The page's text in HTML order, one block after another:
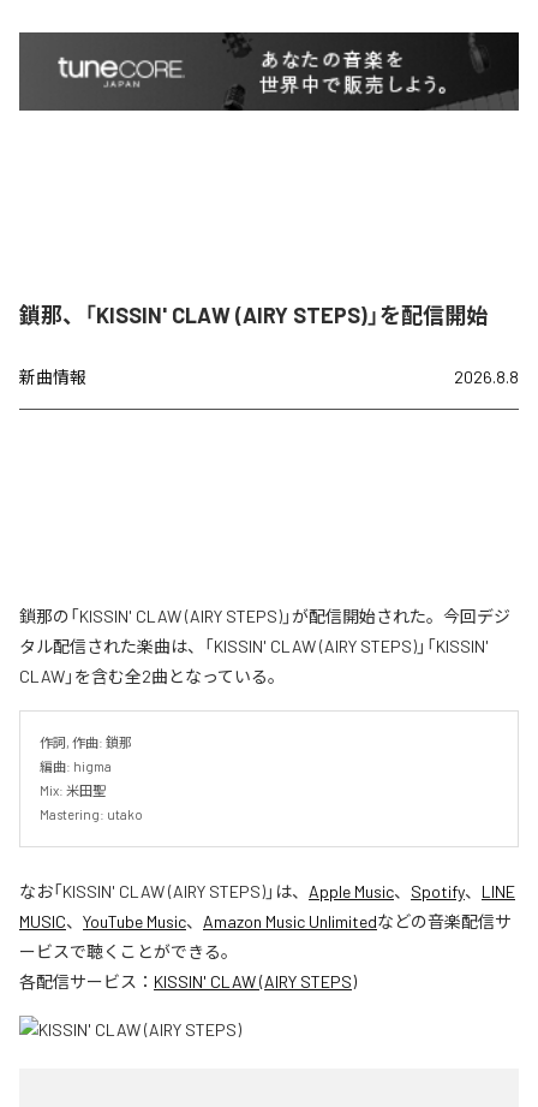
鎖那、「KISSIN' CLAW (AIRY STEPS)」を配信開始
新曲情報 2026.8.8
鎖那の「KISSIN' CLAW (AIRY STEPS)」が配信開始された。今回デジ
タル配信された楽曲は、「KISSIN' CLAW (AIRY STEPS)」「KISSIN'
CLAW」を含む全2曲となっている。
作詞, 作曲: 鎖那
編曲: higma
Mix: 米田聖
Mastering: utako
なお「KISSIN' CLAW (AIRY STEPS)」は、 Apple Music、 Spotify、 LINE
MUSIC、 YouTube Music、 Amazon Music Unlimitedなどの音楽配信サ
ービスで聴くことができる。
各配信サービス： KISSIN' CLAW (AIRY STEPS)